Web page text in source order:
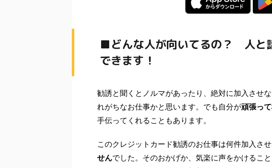
■どんな人が向いてるの？ 人と
できます！
勧誘と聞くとノルマがあったり、絶対に加入させ
れがちなお仕事かと思います。でも自分が頑張っ
手伝ってくれることもあります。
このクレジットカード勧誘のお仕事は何件加入さ
せんでした。 そのおかげか、気楽に声をかけるこ